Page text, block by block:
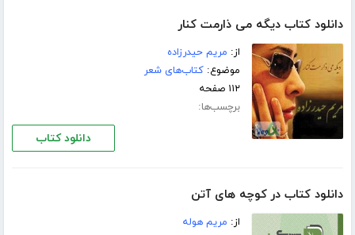
دانلود کتاب دیگه می ذارمت کنار
از: مریم حیدرزاده
موضوع:کتاب‌های شعر
۱۱۲ صفحه
برچسب‌ها:
دانلود کتاب
دانلود کتاب در كوچه ھای آتن
از: مریم ھوله